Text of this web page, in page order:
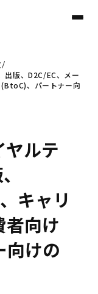
出版、D2C/EC、メー
、パートナー向
ルテ
キャリ
者向け
向けの